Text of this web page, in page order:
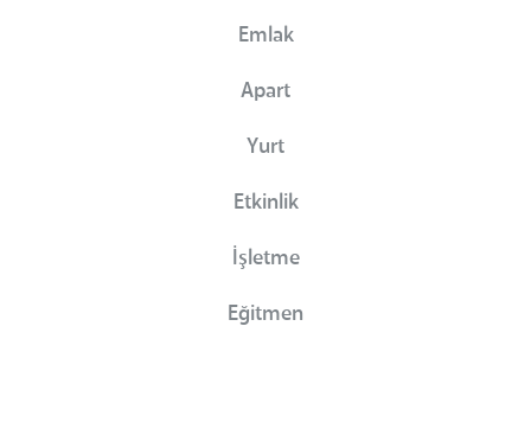
Emlak
Apart
Yurt
Etkinlik
İşletme
Eğitmen